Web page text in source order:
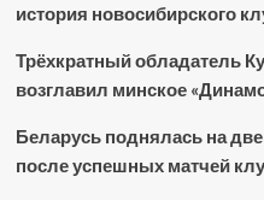
история новосибирского
Трёхкратный обладатель
возглавил минское
Беларусь поднялась на
после успешных матчей